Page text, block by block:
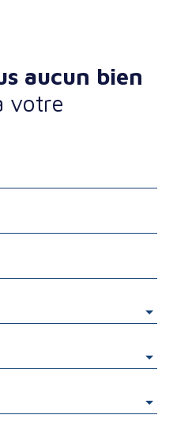
aucun bien
votre